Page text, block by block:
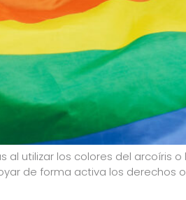
al utilizar los colores del arcoíris
de forma activa los derechos